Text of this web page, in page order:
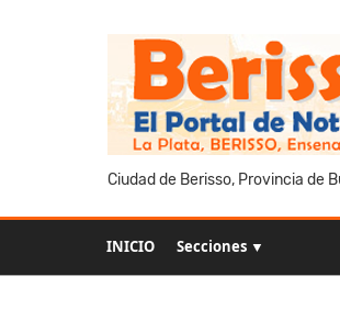
Ciudad de Berisso, Provincia de
INICIO Secciones ▼